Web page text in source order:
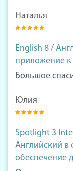
Наталья
English 8 /
приложение к
Большое
Юлия
Spotlight 3
Английский в
обеспечение